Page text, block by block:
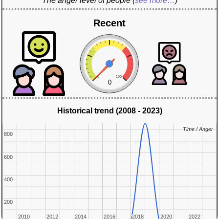
Recent
0 100
0
Historical trend (2008 - 2023)
2010
2010 2012
2012 2014
2014 2016
2016 2018
2018 2020
2020 2022
2022
200
200
400
400
600
600
800
800
Time / Anger
Time / Anger